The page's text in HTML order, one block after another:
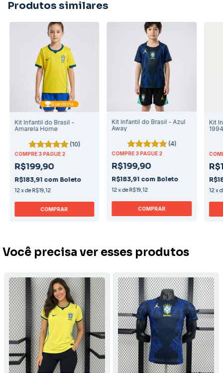
Produtos similares
Queridinha
Kit Infantil do Brasil -
Amarela Home
(10)
COMPRE 3 PAGUE 2
R$199,90
R$183,91 com Boleto
12xdeR$19,12
COMPRAR
Kit Infantil do Brasil - Azul
Away
(4)
COMPRE 3 PAGUE 2
R$199,90
R$183,91 com Boleto
12xdeR$19,12
COMPRAR
Kit
12 x
Você precisa ver esses produtos